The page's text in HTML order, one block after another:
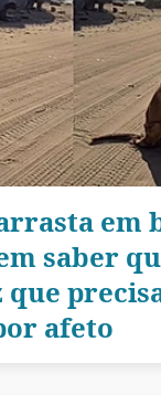
em
saber
que
afeto